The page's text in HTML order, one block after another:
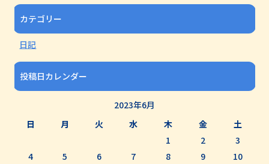
カテゴリー
日記
投稿日カレンダー
2023年6月
日
月 火 水 木 金 土
1 2
3
4
5 6 7 8 9
10